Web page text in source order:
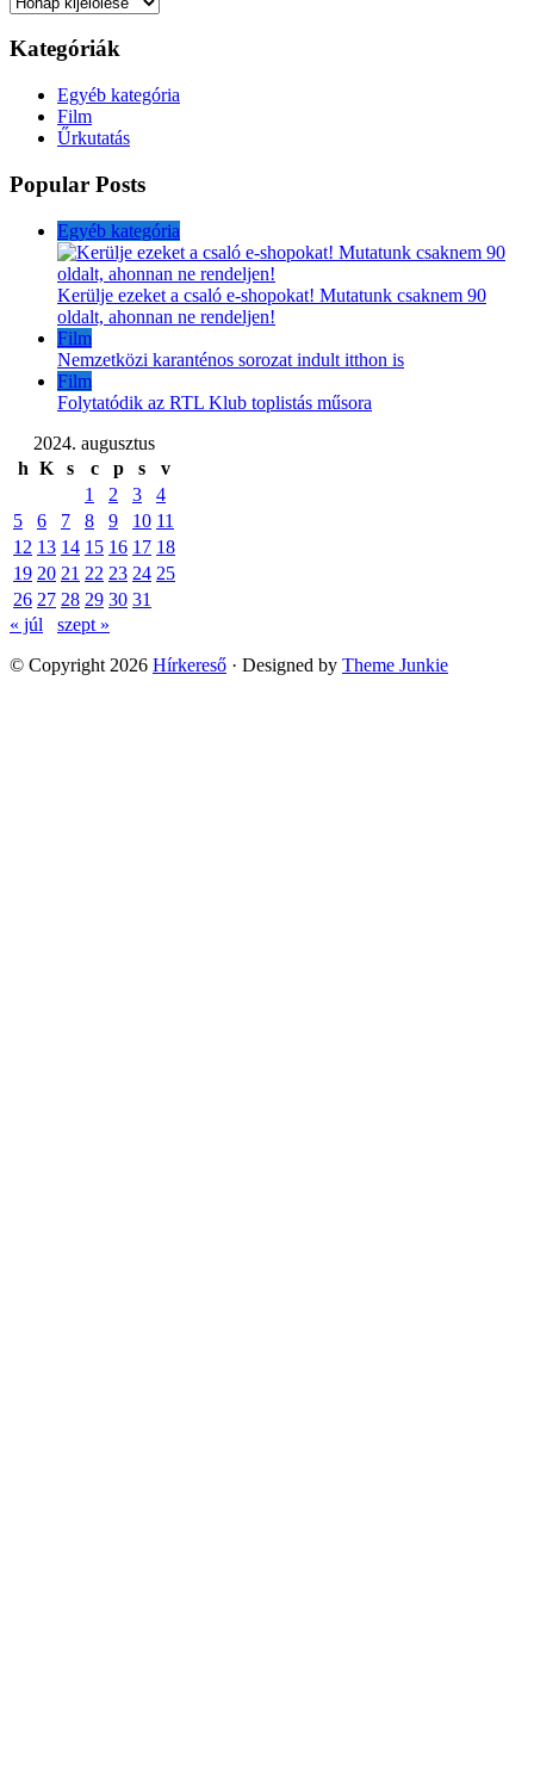
Kategóriák
Egyéb kategória
Film
Űrkutatás
Popular Posts
Egyéb kategória
Kerülje ezeket a csaló e-shopokat! Mutatunk csaknem 90
oldalt, ahonnan ne rendeljen!
Film
Nemzetközi karanténos sorozat indult itthon is
Film
Folytatódik az RTL Klub toplistás műsora
2024. augusztus
h K s c p s
v
1
2 3
4
5
6 7 8 9 10 11
12 13 14 15 16 17 18
19 20 21 22 23 24 25
26 27 28 29 30 31
« júl
szept »
© Copyright 2026 Hírkereső · Designed by Theme Junkie